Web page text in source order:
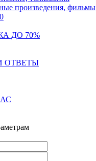
произведения, фильмы
ДО 70%
ОТВЕТЫ